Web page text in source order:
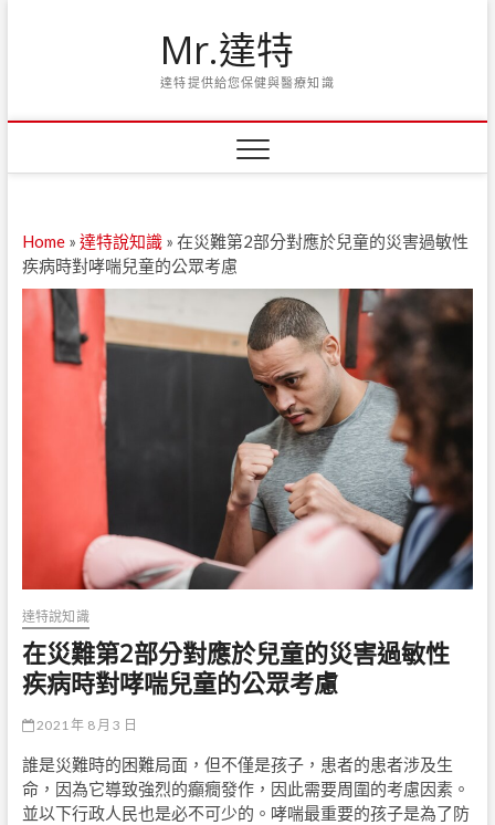
Mr.達特
達特提供給您保健與醫療知識
Home» 達特說知識» 在災難第2部分對應於兒童的災害過敏性
疾病時對哮喘兒童的公眾考慮
達特說知識
在災難第2部分對應於兒童的災害過敏性
疾病時對哮喘兒童的公眾考慮
2021 年 8 月 3 日
誰是災難時的困難局面，但不僅是孩子，患者的患者涉及生
命，因為它導致強烈的癲癇發作，因此需要周圍的考慮因素。
並以下行政人民也是必不可少的。哮喘最重要的孩子是為了防